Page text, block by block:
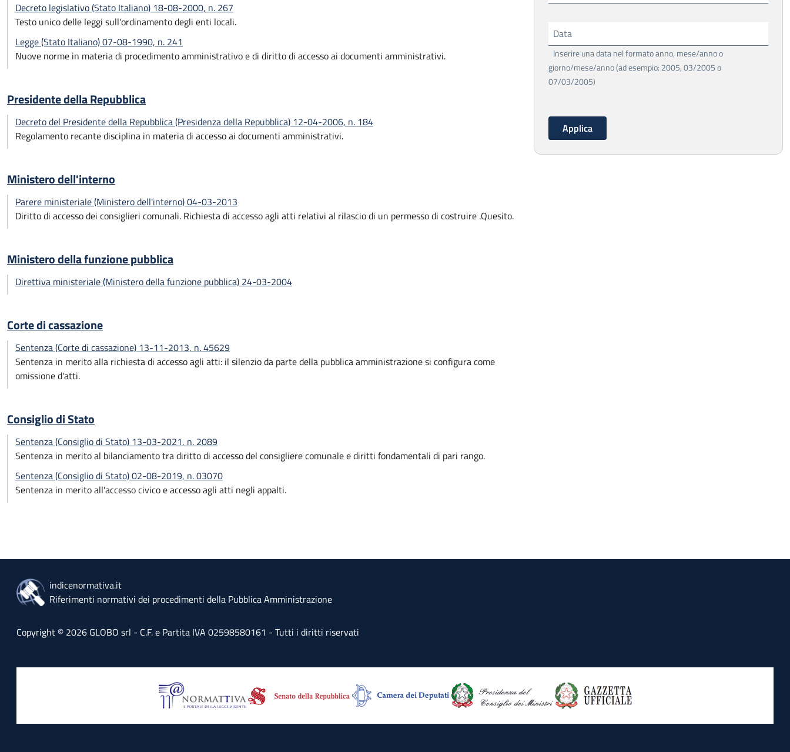
Decreto legislativo (Stato Italiano) 18-08-2000, n. 267
Testo unico delle leggi sull'ordinamento degli enti locali.
Legge (Stato Italiano) 07-08-1990, n. 241
Nuove norme in materia di procedimento amministrativo e di diritto di accesso ai documenti amministrativi.
Presidente della Repubblica
Decreto del Presidente della Repubblica (Presidenza della Repubblica) 12-04-2006, n. 184
Regolamento recante disciplina in materia di accesso ai documenti amministrativi.
Ministero dell'interno
Parere ministeriale (Ministero dell'interno) 04-03-2013
Diritto di accesso dei consiglieri comunali. Richiesta di accesso agli atti relativi al rilascio di un permesso di costruire .Quesito.
Ministero della funzione pubblica
Direttiva ministeriale (Ministero della funzione pubblica) 24-03-2004
Corte di cassazione
Sentenza (Corte di cassazione) 13-11-2013, n. 45629
Sentenza in merito alla richiesta di accesso agli atti: il silenzio da parte della pubblica amministrazione si configura come
omissione d'atti.
Consiglio di Stato
Sentenza (Consiglio di Stato) 13-03-2021, n. 2089
Sentenza in merito al bilanciamento tra diritto di accesso del consigliere comunale e diritti fondamentali di pari rango.
Sentenza (Consiglio di Stato) 02-08-2019, n. 03070
Sentenza in merito all'accesso civico e accesso agli atti negli appalti.
Data
Inserire una data nel formato anno, mese/anno o
giorno/mese/anno (ad esempio: 2005, 03/2005 o
07/03/2005)
indicenormativa.it
Riferimenti normativi dei procedimenti della Pubblica Amministrazione
Copyright © 2026 GLOBO srl - C.F. e Partita IVA 02598580161 - Tutti i diritti riservati